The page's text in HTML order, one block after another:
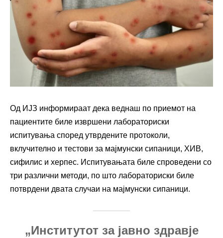
Од ИЈЗ информираат дека веднаш по приемот на
пациентите биле извршени лабораториски
испитувања според утврдените протоколи,
вклучително и тестови за мајмунски сипаници, ХИВ,
сифилис и херпес. Испитувањата биле спроведени со
три различни методи, по што лабораториски биле
потврдени двата случаи на мајмунски сипаници.
„Институтот за јавно здравје